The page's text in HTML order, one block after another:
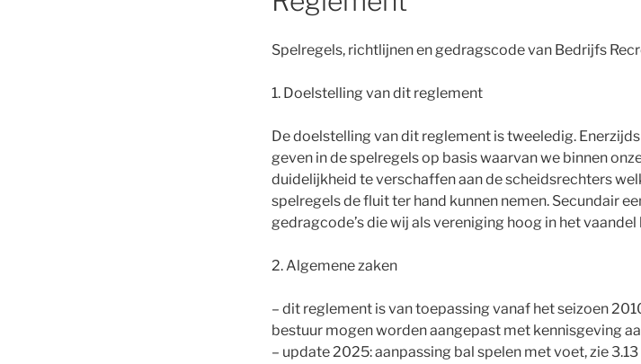
Spelregels, richtlijnen en gedragscode van Bedrijfs
1. Doelstelling van dit reglement
De doelstelling van dit reglement is tweeledig.
geven in de spelregels op basis waarvan we binnen
duidelijkheid te verschaffen aan de scheidsrechters
spelregels de fluit ter hand kunnen nemen. Secundair
gedragcode’s die wij als vereniging hoog in het vaandel
2. Algemene zaken
– dit reglement is van toepassing vanaf het seizoen
bestuur mogen worden aangepast met kennisgeving
– update 2025: aanpassing bal spelen met voet, zie 3.13